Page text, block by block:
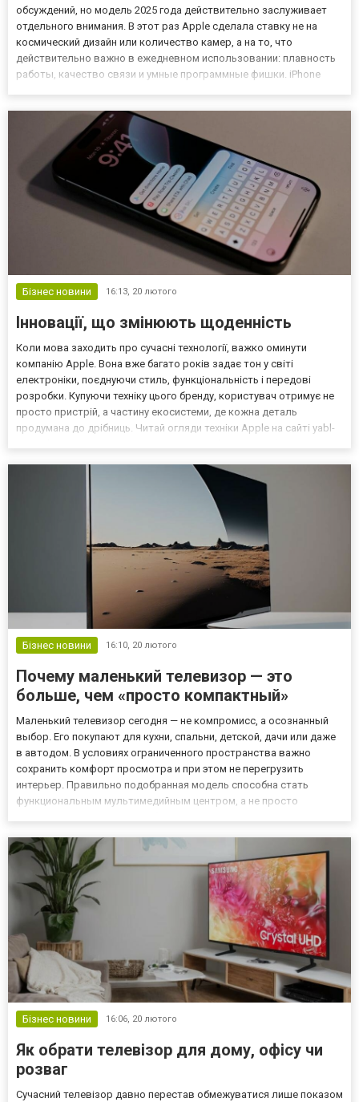
обсуждений, но модель 2025 года действительно заслуживает
отдельного внимания. В этот раз Apple сделала ставку не на
космический дизайн или количество камер, а на то, что
действительно важно в ежедневном использовании: плавность
работы, качество связи и умные программные фишки. iPhone
Бізнес новини 16:13, 20 лютого
Інновації, що змінюють щоденність
Коли мова заходить про сучасні технології, важко оминути
компанію Apple. Вона вже багато років задає тон у світі
електроніки, поєднуючи стиль, функціональність і передові
розробки. Купуючи техніку цього бренду, користувач отримує не
просто пристрій, а частину екосистеми, де кожна деталь
продумана до дрібниць. Читай огляди техніки Apple на сайті yabl-
Бізнес новини 16:10, 20 лютого
Почему маленький телевизор — это
больше, чем «просто компактный»
Маленький телевизор сегодня — не компромисс, а осознанный
выбор. Его покупают для кухни, спальни, детской, дачи или даже
в автодом. В условиях ограниченного пространства важно
сохранить комфорт просмотра и при этом не перегрузить
интерьер. Правильно подобранная модель способна стать
функциональным мультимедийным центром, а не просто
учит...
Бізнес новини 16:06, 20 лютого
Як обрати телевізор для дому, офісу чи
розваг
Сучасний телевізор давно перестав обмежуватися лише показом